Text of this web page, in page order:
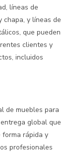
líneas de
chapa, y líneas de
que pueden
clientes y
incluidos
de muebles para
global que
rápida y
profesionales